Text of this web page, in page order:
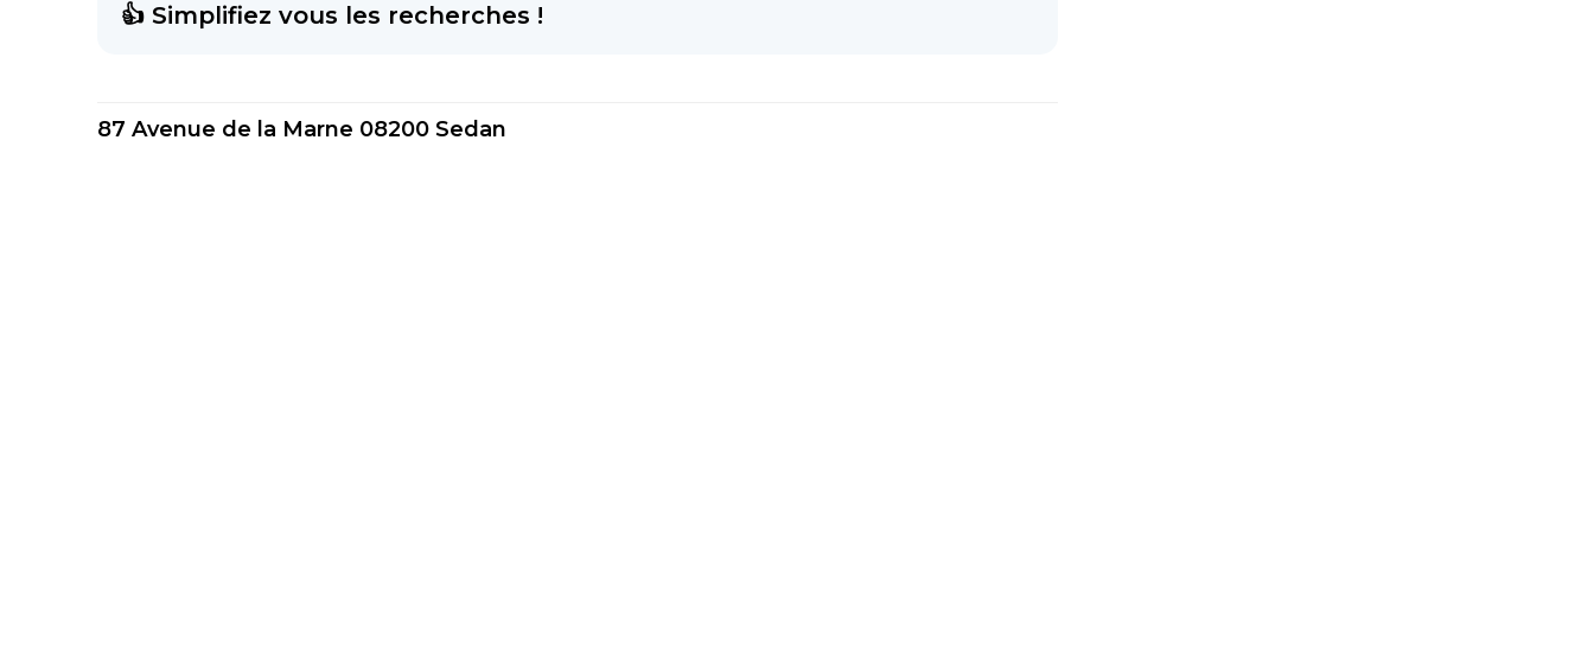
👍 Simplifiez vous les recherches !
87 Avenue de la Marne 08200 Sedan